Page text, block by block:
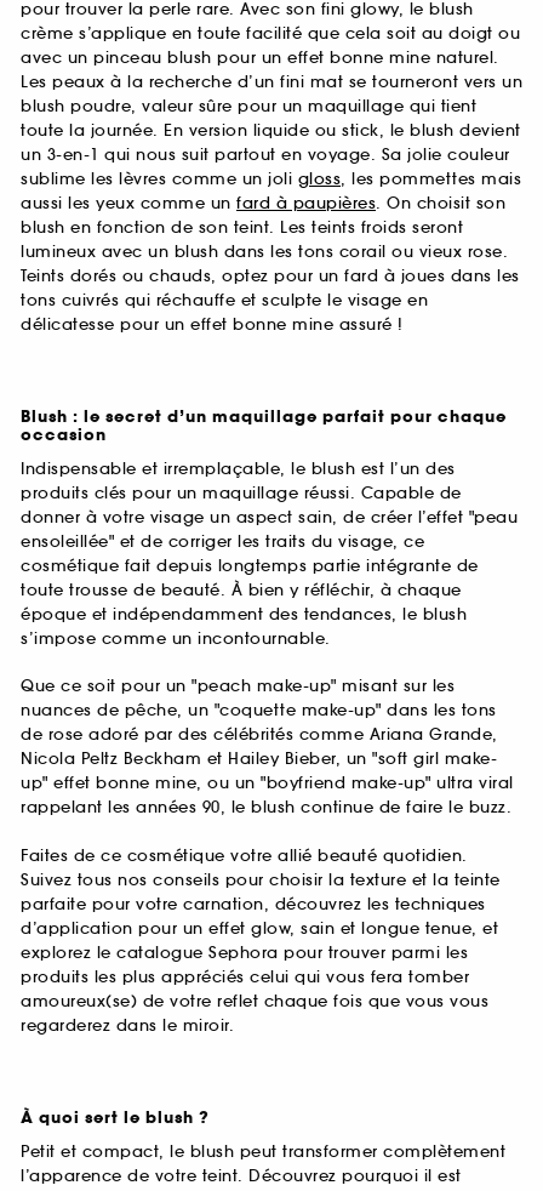
pour trouver la perle rare. Avec son fini glowy, le blush
crème s’applique en toute facilité que cela soit au doigt ou
avec un pinceau blush pour un effet bonne mine naturel.
Les peaux à la recherche d’un fini mat se tourneront vers un
blush poudre, valeur sûre pour un maquillage qui tient
toute la journée. En version liquide ou stick, le blush devient
un 3-en-1 qui nous suit partout en voyage. Sa jolie couleur
sublime les lèvres comme un joli gloss, les pommettes mais
aussi les yeux comme un fard à paupières. On choisit son
blush en fonction de son teint. Les teints froids seront
lumineux avec un blush dans les tons corail ou vieux rose.
Teints dorés ou chauds, optez pour un fard à joues dans les
tons cuivrés qui réchauffe et sculpte le visage en
délicatesse pour un effet bonne mine assuré !
Blush : le secret d’un maquillage parfait pour chaque
occasion
Indispensable et irremplaçable, le blush est l’un des
produits clés pour un maquillage réussi. Capable de
donner à votre visage un aspect sain, de créer l’effet "peau
ensoleillée" et de corriger les traits du visage, ce
cosmétique fait depuis longtemps partie intégrante de
toute trousse de beauté. À bien y réfléchir, à chaque
époque et indépendamment des tendances, le blush
s’impose comme un incontournable.
Que ce soit pour un "peach make-up" misant sur les
nuances de pêche, un "coquette make-up" dans les tons
de rose adoré par des célébrités comme Ariana Grande,
Nicola Peltz Beckham et Hailey Bieber, un "soft girl make-
up" effet bonne mine, ou un "boyfriend make-up" ultra viral
rappelant les années 90, le blush continue de faire le buzz.
Faites de ce cosmétique votre allié beauté quotidien.
Suivez tous nos conseils pour choisir la texture et la teinte
parfaite pour votre carnation, découvrez les techniques
d’application pour un effet glow, sain et longue tenue, et
explorez le catalogue Sephora pour trouver parmi les
produits les plus appréciés celui qui vous fera tomber
amoureux(se) de votre reflet chaque fois que vous vous
regarderez dans le miroir.
À quoi sert le blush ?
Petit et compact, le blush peut transformer complètement
l’apparence de votre teint. Découvrez pourquoi il est